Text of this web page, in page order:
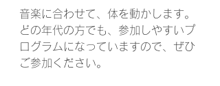
音楽に合わせて、体を動かします。
どの年代の方でも、参加しやすいプ
ログラムになっていますので、ぜひ
ご参加ください。